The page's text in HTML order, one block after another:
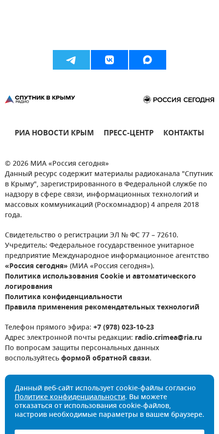
РИА НОВОСТИ КРЫМ ПРЕСС-ЦЕНТР КОНТАКТЫ
© 2026 МИА «Россия сегодня»
Данный ресурс содержит материалы радиоканала "Спутник
в Крыму", зарегистрированного в Федеральной службе по
надзору в сфере связи, информационных технологий и
массовых коммуникаций (Роскомнадзор) 4 апреля 2018
года.
Свидетельство о регистрации ЭЛ № ФС 77 – 72610.
Учредитель: Федеральное государственное унитарное
предприятие Международное информационное агентство
«Россия сегодня» (МИА «Россия сегодня»).
Политика использования Cookie и автоматического
логирования
Политика конфиденциальности
Правила применения рекомендательных технологий
Телефон прямого эфира: +7 (978) 023-10-23
Адрес электронной почты редакции: radio.crimea@ria.ru
По вопросам защиты персональных данных
воспользуйтесьформой обратной связи.
Данный веб-сайт использует cookie-файлы согласно
Политике конфиденциальности. Вы можете
отказаться от использования cookie-файлов,
настроив необходимые параметры в вашем браузере.